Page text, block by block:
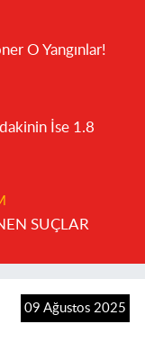
O Yangınlar!
İse 1.8
SUÇLAR
09 Ağustos 2025